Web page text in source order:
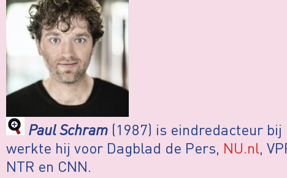
Paul Schram (1987) is eindredacteur bij
werkte hij voor Dagblad de Pers, NU.nl,
NTR en CNN.